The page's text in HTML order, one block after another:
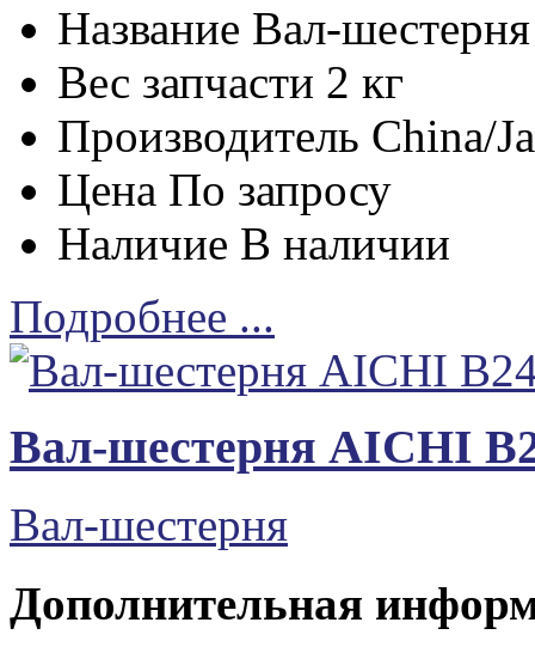
Название Вал-
Вес запчасти 2 кг
Производитель China/
Цена По запросу
Наличие В наличии
Подробнее ...
Вал-шестерня AICHI
Вал-шестерня
Дополнительная